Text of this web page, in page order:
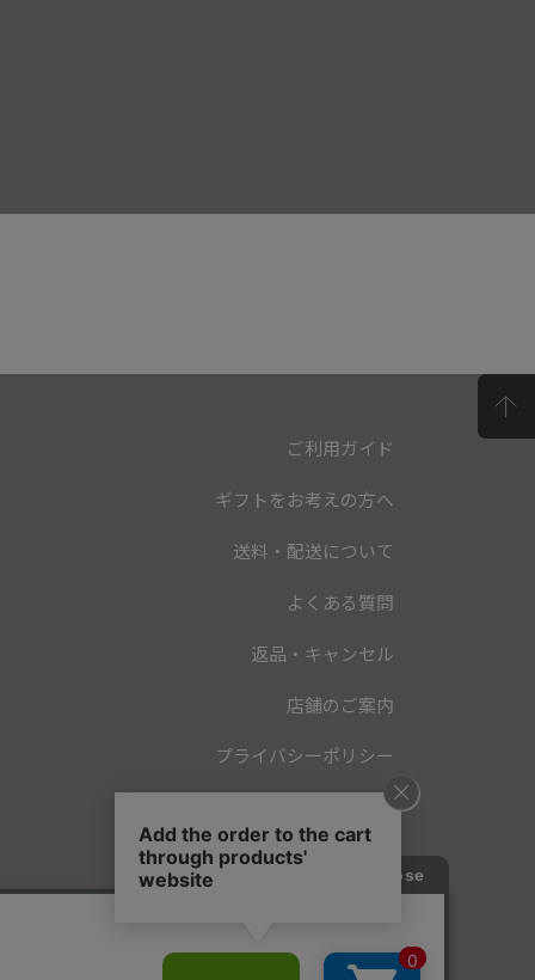
ご利用ガイド
ギフトをお考えの方へ
送料・配送について
よくある質問
返品・キャンセル
店舗のご案内
プライバシーポリシー
特定商取引法に基づく表記